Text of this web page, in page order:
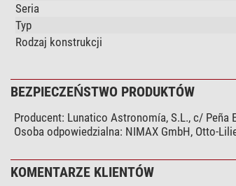
Seria
Typ
Rodzaj konstrukcji
BEZPIECZEŃSTWO PRODUKTÓW
Producent: Lunatico Astronomía, S.L., c/ Peña
Osoba odpowiedzialna: NIMAX GmbH, Otto-
KOMENTARZE KLIENTÓW